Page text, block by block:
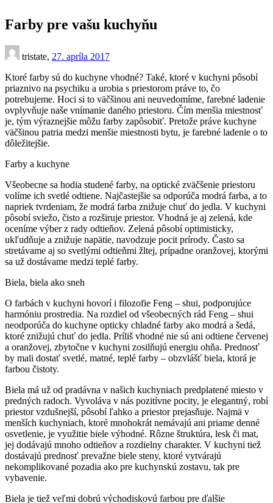
Farby pre vašu kuchyňu
tristate, 27. apríla 2017
Ktoré farby sú do kuchyne vhodné? Také, ktoré v kuchyni pôsobí
priaznivo na psychiku a urobia s priestorom práve to, čo
potrebujeme. Hoci si to väčšinou ani neuvedomíme, farebné ladenie
ovplyvňuje naše vnímanie daného priestoru. Čím menšia miestnosť
je, tým výraznejšie môžu farby zapôsobiť. Pretože práve kuchyne
väčšinou patria medzi menšie miestnosti bytu, je farebné ladenie o to
dôležitejšie.
Farby a kuchyne
Všeobecne sa hodia studené farby, na optické zväčšenie priestoru
volíme ich svetlé odtiene. Najčastejšie sa odporúča modrá farba, a to
napriek tvrdeniam, že modrá farba znižuje chuť do jedla. V kuchyni
pôsobí sviežo, čisto a rozširuje priestor. Vhodná je aj zelená, kde
oceníme výber z rady odtieňov. Zelená pôsobí optimisticky,
ukľudňuje a znižuje napätie, navodzuje pocit prírody. Často sa
stretávame aj so svetlými odtieňmi žltej, prípadne oranžovej, ktorými
sa už dostávame medzi teplé farby.
Biela, biela ako sneh
O farbách v kuchyni hovorí i filozofie Feng – shui, podporujúce
harmóniu prostredia. Na rozdiel od všeobecných rád Feng – shui
neodporúča do kuchyne opticky chladné farby ako modrá a šedá,
ktoré znižujú chuť do jedla. Príliš vhodné nie sú ani odtiene červenej
a oranžovej, zbytočne v kuchyni zosilňujú energiu ohňa. Prednosť
by mali dostať svetlé, matné, teplé farby – obzvlášť biela, ktorá je
farbou čistoty.
Biela má už od pradávna v našich kuchyniach predplatené miesto v
predných radoch. Vyvoláva v nás pozitívne pocity, je elegantný, robí
priestor vzdušnejší, pôsobí ľahko a priestor prejasňuje. Najmä v
menších kuchyniach, ktoré mnohokrát nemávajú ani priame denné
osvetlenie, je využitie biele výhodné. Rôzne štruktúra, lesk či mat,
jej dodávajú mnoho odtieňov a rozdielny charakter. V kuchyni tiež
dostávajú prednosť prevažne biele steny, ktoré vytvárajú
nekomplikované pozadia ako pre kuchynskú zostavu, tak pre
vybavenie.
Biela je tiež veľmi dobrú východiskovú farbou pre ďalšie